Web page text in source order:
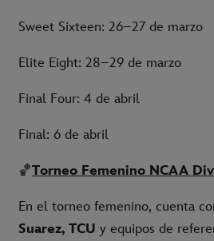
Sweet Sixteen: 26–27 de marzo
Elite Eight: 28–29 de marzo
Final Four: 4 de abril
Final: 6 de abril
🏀Torneo Femenino NCAA
En el torneo femenino, cuenta
Suarez, TCU y equipos de